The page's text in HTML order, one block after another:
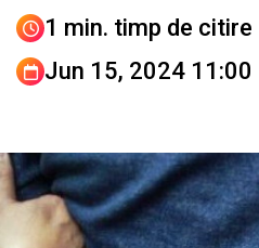
1 min. timp de citire
Jun 15, 2024 11:00